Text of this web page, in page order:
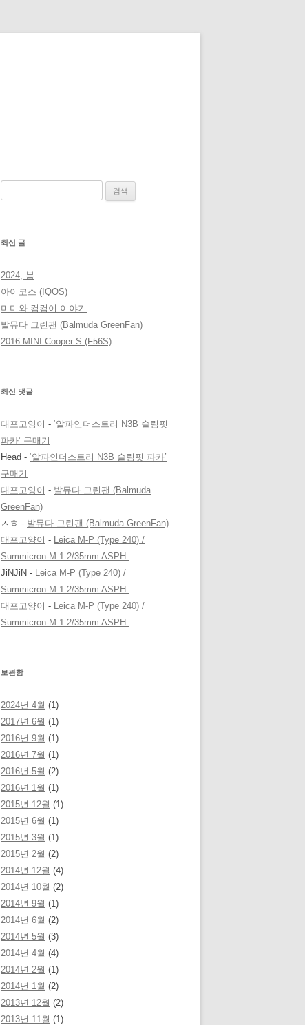
최신 글
2024, 봄
아이코스 (IQOS)
미미와 컴컴이 이야기
발뮤다 그린팬 (Balmuda GreenFan)
2016 MINI Cooper S (F56S)
최신 댓글
대포고양이 - ‘알파인더스트리 N3B 슬림핏
파카’ 구매기
Head - ‘알파인더스트리 N3B 슬림핏 파카’
구매기
대포고양이 - 발뮤다 그린팬 (Balmuda
GreenFan)
ㅅㅎ - 발뮤다 그린팬 (Balmuda GreenFan)
대포고양이 - Leica M-P (Type 240) /
Summicron-M 1:2/35mm ASPH.
JiNJiN - Leica M-P (Type 240) /
Summicron-M 1:2/35mm ASPH.
대포고양이 - Leica M-P (Type 240) /
Summicron-M 1:2/35mm ASPH.
보관함
2024년 4월 (1)
2017년 6월 (1)
2016년 9월 (1)
2016년 7월 (1)
2016년 5월 (2)
2016년 1월 (1)
2015년 12월 (1)
2015년 6월 (1)
2015년 3월 (1)
2015년 2월 (2)
2014년 12월 (4)
2014년 10월 (2)
2014년 9월 (1)
2014년 6월 (2)
2014년 5월 (3)
2014년 4월 (4)
2014년 2월 (1)
2014년 1월 (2)
2013년 12월 (2)
2013년 11월 (1)